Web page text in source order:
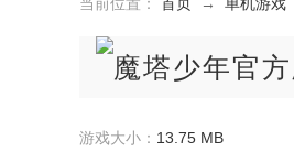
游戏大小： 13.75 MB